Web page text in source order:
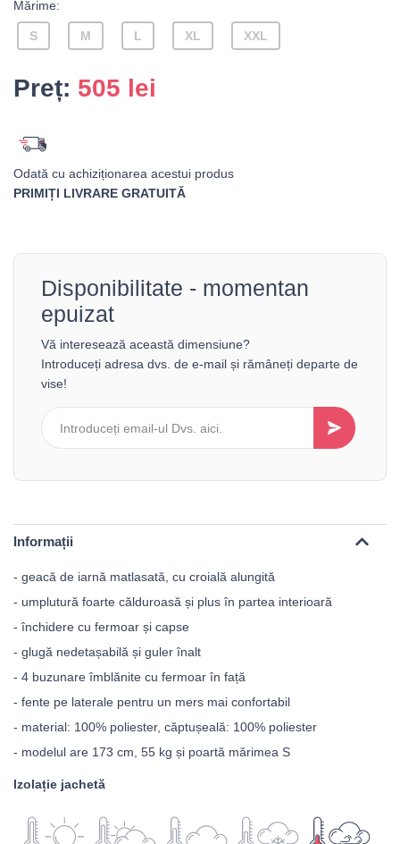
Mărime:
S M L XL XXL
Preț: 505 lei
Odată cu achiziționarea acestui produs
PRIMIȚI LIVRARE GRATUITĂ
Disponibilitate - momentan
epuizat
Vă interesează această dimensiune?
Introduceți adresa dvs. de e-mail și rămâneți departe de
vise!
Informații
- geacă de iarnă matlasată, cu croială alungită
- umplutură foarte călduroasă și plus în partea interioară
- închidere cu fermoar și capse
- glugă nedetașabilă și guler înalt
- 4 buzunare îmblănite cu fermoar în față
- fente pe laterale pentru un mers mai confortabil
- material: 100% poliester, căptușeală: 100% poliester
- modelul are 173 cm, 55 kg și poartă mărimea S
Izolație jachetă